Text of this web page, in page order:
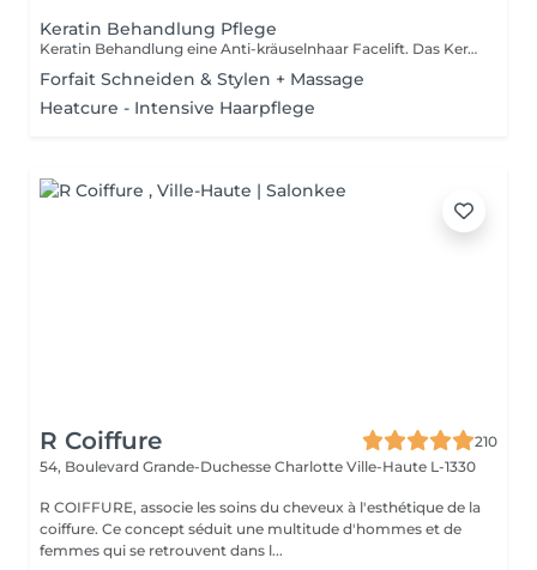
Keratin Behandlung Pflege
Keratin Behandlung eine Anti-kräuselnhaar Facelift. Das Keratin System regeneriert sehr beschädigtes Haar, spüren sie die Energie und das Gefühl eines neuen Haares, glänzend und stark erholt. Es erleichtert die Glättung durch seine reduzierte Laufzeit und schützt das Haar gegen Umwelt Feuchtigkeit und verleiht ihnen ein wasserdichtes Effekt. Diese Behandlung ermöglicht eine erstaunliche Erholung der natürlichen Feuchtigkeit, Glanz und Geschmeidigkeit. Es steuert das Volumen und hilft ihr Haar länger glatt zu halten. Es enthält 0% Paraben Sulfate.
Forfait Schneiden & Stylen + Massage
Heatcure - Intensive Haarpflege
R Coiffure
210
54, Boulevard Grande-Duchesse Charlotte Ville-Haute L-1330
R COIFFURE, associe les soins du cheveux à l'esthétique de la
coiffure. Ce concept séduit une multitude d'hommes et de
femmes qui se retrouvent dans l...